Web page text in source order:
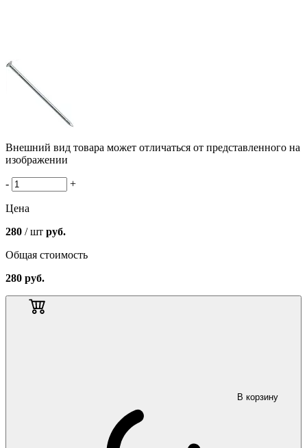
Внешний вид товара может отличаться от представленного на
изображении
- +
Цена
280 / шт руб.
Общая стоимость
280 руб.
В корзину